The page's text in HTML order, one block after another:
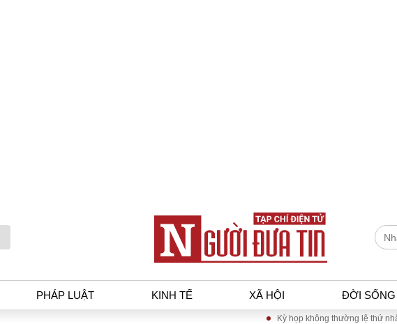
PHÁP LUẬT KINH TẾ XÃ HỘI ĐỜI SỐNG
Kỳ họp không thường lệ thứ nhất, Quốc